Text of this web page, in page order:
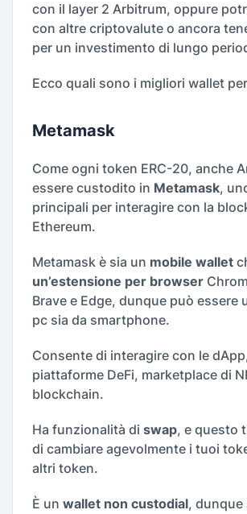
con il layer 2 Arbitrum, oppure
con altre criptovalute o ancora
per un investimento di lungo
Ecco quali sono i migliori wallet
Metamask
Come ogni token ERC-20, anche
essere custodito in Metamask,
principali per interagire con la
Ethereum.
Metamask è sia un mobile wallet
un’estensione per browser
Brave e Edge, dunque può essere
pc sia da smartphone.
Consente di interagire con le
piattaforme DeFi, marketplace di
blockchain.
Ha funzionalità di swap, e questo
di cambiare agevolmente i tuoi
altri token.
È un wallet non custodial, dunque